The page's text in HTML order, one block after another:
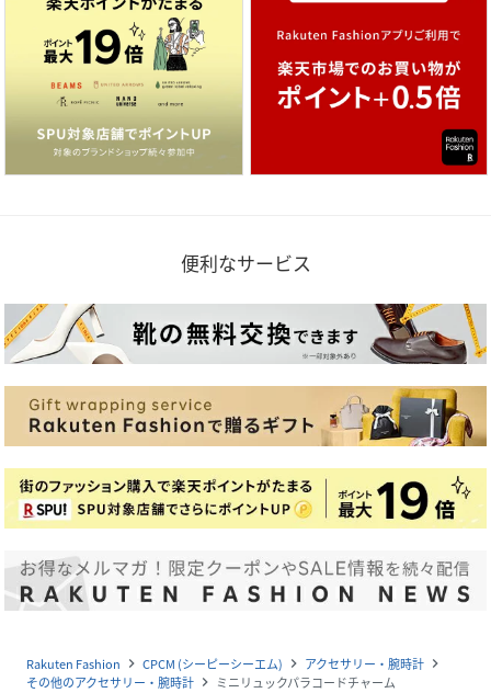
便利なサービス
Rakuten Fashion navigate_next CPCM (シーピーシーエム) navigate_next アクセサリー・腕時計 navigate_next
その他のアクセサリー・腕時計 navigate_next ミニリュックパラコードチャーム